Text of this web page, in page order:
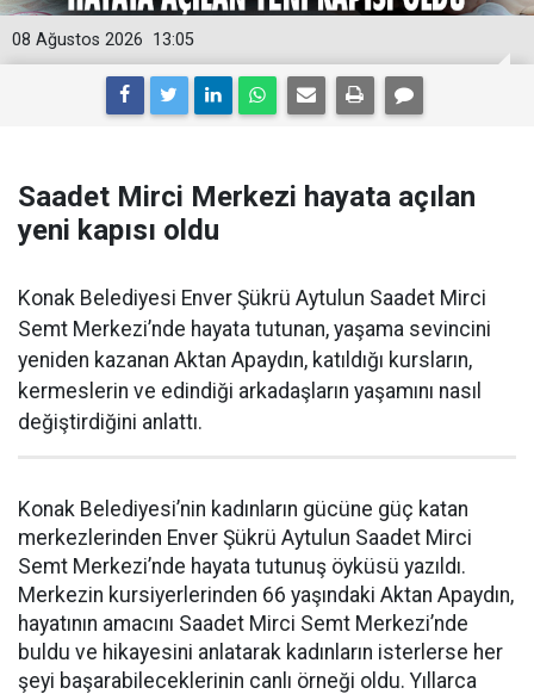
13:05
08 Ağustos 2026
Saadet Mirci Merkezi hayata açılan
yeni kapısı oldu
Konak Belediyesi Enver Şükrü Aytulun Saadet Mirci
Semt Merkezi’nde hayata tutunan, yaşama sevincini
yeniden kazanan Aktan Apaydın, katıldığı kursların,
kermeslerin ve edindiği arkadaşların yaşamını nasıl
değiştirdiğini anlattı.
Konak Belediyesi’nin kadınların gücüne güç katan
merkezlerinden Enver Şükrü Aytulun Saadet Mirci
Semt Merkezi’nde hayata tutunuş öyküsü yazıldı.
Merkezin kursiyerlerinden 66 yaşındaki Aktan Apaydın,
hayatının amacını Saadet Mirci Semt Merkezi’nde
buldu ve hikayesini anlatarak kadınların isterlerse her
şeyi başarabileceklerinin canlı örneği oldu. Yıllarca